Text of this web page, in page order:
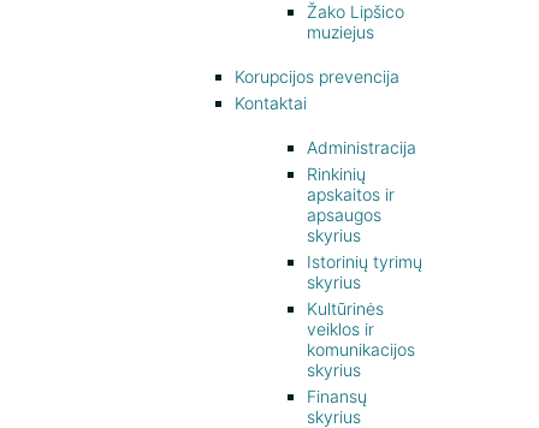
Žako Lipšico
muziejus
Korupcijos prevencija
Kontaktai
Administracija
Rinkinių
apskaitos ir
apsaugos
skyrius
Istorinių tyrimų
skyrius
Kultūrinės
veiklos ir
komunikacijos
skyrius
Finansų
skyrius